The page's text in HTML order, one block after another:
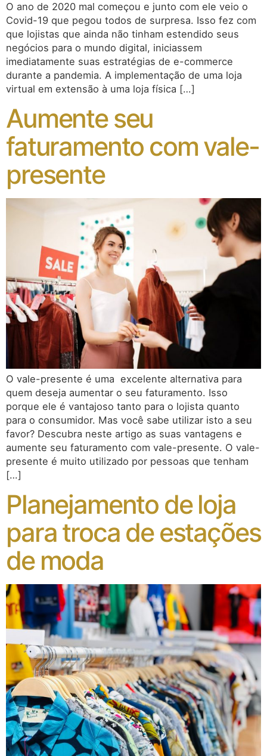
O ano de 2020 mal começou e junto com ele veio o
Covid-19 que pegou todos de surpresa. Isso fez com
que lojistas que ainda não tinham estendido seus
negócios para o mundo digital, iniciassem
imediatamente suas estratégias de e-commerce
durante a pandemia. A implementação de uma loja
virtual em extensão à uma loja física […]
Aumente seu
faturamento com vale-
presente
O vale-presente é uma excelente alternativa para
quem deseja aumentar o seu faturamento. Isso
porque ele é vantajoso tanto para o lojista quanto
para o consumidor. Mas você sabe utilizar isto a seu
favor? Descubra neste artigo as suas vantagens e
aumente seu faturamento com vale-presente. O vale-
presente é muito utilizado por pessoas que tenham
[…]
Planejamento de loja
para troca de estações
de moda